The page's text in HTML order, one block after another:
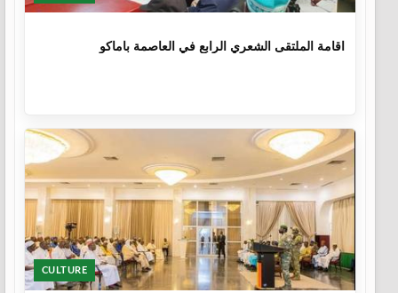
اقامة الملتقى الشعري الرابع في العاصمة باماكو
CULTURE